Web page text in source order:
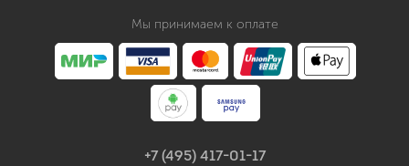
Мы принимаем к оплате
+7 (495) 417-01-17